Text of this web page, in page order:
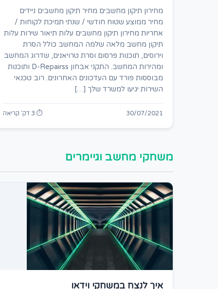
מחירון תיקון מחשבים מחיר תיקון מחשבים ניידים
מחיר ממוצע שטוח חודשי / שנתי תמיכת לקוחות /
אחריות מחירון תיקון מחשבים עלות תיאור שירות עלות
תיקון מחשב מלאה שלמה המחשב כולל הסרת
וירוסים, תוכנות פרסום וסרת טרויאנים, שדרוג המחשב
ומהירות המחשב. התקני אבחון D-Repairss ותוכנות
מבוססות פורד עם העדכונים האחרונים. רוב טכנאי
השירות יגיעו למשרד שלך […]
30/07/2021 ⏱ 3 דק' קריאה
משחקי מחשב וגיימרים
איך לנצח במשחקי וידאו